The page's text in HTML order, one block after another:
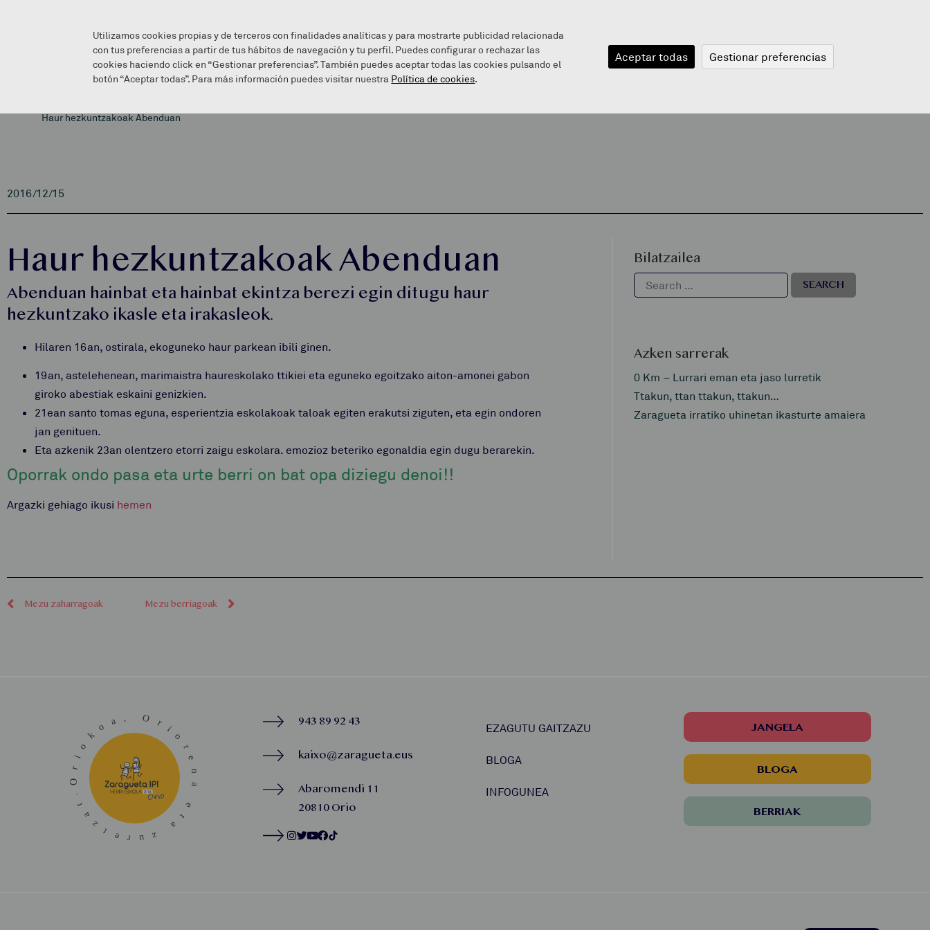
EZAGUTU GAITZAZU INFOGUNEA BALEAREN BIDEA JANGELA BLOGA BERRIAK
Haur hezkuntzakoak Abenduan
2016/12/15
Haur hezkuntzakoak Abenduan
Abenduan hainbat eta hainbat ekintza berezi egin ditugu haur
hezkuntzako ikasle eta irakasleok.
Hilaren 16an, ostirala, ekoguneko haur parkean ibili ginen.
19an, astelehenean, marimaistra haureskolako ttikiei eta eguneko egoitzako aiton-amonei gabon
giroko abestiak eskaini genizkien.
21ean santo tomas eguna, esperientzia eskolakoak taloak egiten erakutsi ziguten, eta egin ondoren
jan genituen.
Eta azkenik 23an olentzero etorri zaigu eskolara. emozioz beteriko egonaldia egin dugu berarekin.
Oporrak ondo pasa eta urte berri on bat opa diziegu denoi!!
Argazki gehiago ikusi hemen
Bilatzailea
Azken sarrerak
0 Km – Lurrari eman eta jaso lurretik
Ttakun, ttan ttakun, ttakun…
Zaragueta irratiko uhinetan ikasturte amaiera
Mezu zaharragoak Mezu berriagoak
943 89 92 43
kaixo@zaragueta.eus
Abaromendi 11
20810 Orio
EZAGUTU GAITZAZU
BLOGA
INFOGUNEA
JANGELA
BLOGA
BERRIAK
Utilizamos cookies propias y de terceros con finalidades analíticas y para mostrarte publicidad relacionada
con tus preferencias a partir de tus hábitos de navegación y tu perfil. Puedes configurar o rechazar las
cookies haciendo click en “Gestionar preferencias”. También puedes aceptar todas las cookies pulsando el
botón “Aceptar todas”. Para más información puedes visitar nuestra Política de cookies.
Aceptar todas Gestionar preferencias